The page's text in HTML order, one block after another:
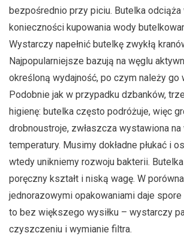
bezpośrednio przy piciu. Butelka odciąża
konieczności kupowania wody
Wystarczy napełnić butelkę zwykłą
Najpopularniejsze bazują na węglu
określoną wydajność, po czym należy go
Podobnie jak w przypadku dzbanków,
higienę: butelka często podróżuje, więc
drobnoustroje, zwłaszcza wystawiona
temperatury. Musimy dokładne płukać i
wtedy unikniemy rozwoju bakterii.
poręczny kształt i niską wagę. W
jednorazowymi opakowaniami daje
to bez większego wysiłku – wystarczy
czyszczeniu i wymianie filtra.